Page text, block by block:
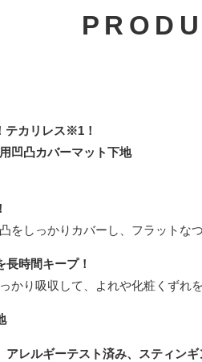
テカリレス※1！
凹凸カバーマット下地
をしっかりカバーし、フラットな
時間キープ！
かり吸収して、よれや化粧くずれを
アレルギーテスト済み、スティン